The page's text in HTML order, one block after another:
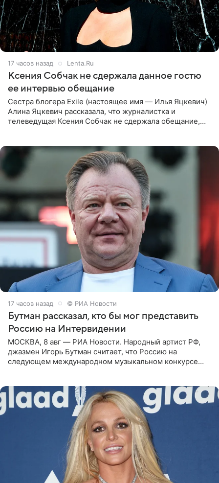
17 часов назад Lenta.Ru
Ксения Собчак не сдержала данное гостю
ее интервью обещание
Сестра блогера Exile (настоящее имя — Илья Яцкевич)
Алина Яцкевич рассказала, что журналистка и
телеведущая Ксения Собчак не сдержала обещание,
17 часов назад © РИА Новости
Бутман рассказал, кто бы мог представить
Россию на Интервидении
МОСКВА, 8 авг — РИА Новости. Народный артист РФ,
джазмен Игорь Бутман считает, что Россию на
следующем международном музыкальном конкурсе